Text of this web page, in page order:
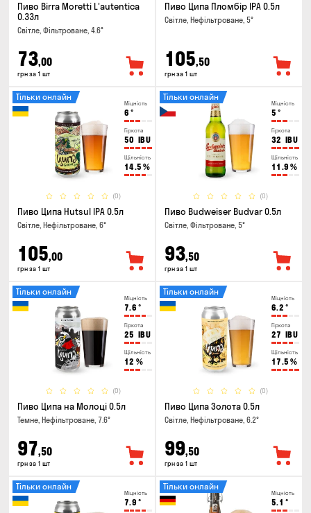
Пиво Birra Moretti L'autentica
0.33л
Світле, Фільтроване, 4.6°
73,00
грн за 1 шт
Пиво Ципа Пломбір IPA 0.5л
Світле, Нефільтроване, 5°
105,50
грн за 1 шт
Міцність
6 °
Гіркота
50 IBU
Щільність
14.5 %
(0)
Тільки онлайн
Пиво Ципа Hutsul IPA 0.5л
Світле, Нефільтроване, 6°
105,00
грн за 1 шт
Міцність
5 °
Гіркота
32 IBU
Щільність
11.9 %
(0)
Тільки онлайн
Пиво Budweiser Budvar 0.5л
Світле, Фільтроване, 5°
93,50
грн за 1 шт
Міцність
7.6 °
Гіркота
25 IBU
Щільність
12 %
(0)
Тільки онлайн
Пиво Ципа на Молоці 0.5л
Темне, Нефільтроване, 7.6°
97,50
грн за 1 шт
Міцність
6.2 °
Гіркота
27 IBU
Щільність
17.5 %
(0)
Тільки онлайн
Пиво Ципа Золота 0.5л
Світле, Нефільтроване, 6.2°
99,50
грн за 1 шт
Міцність
7.9 °
Тільки онлайн
Міцність
5.1 °
Тільки онлайн